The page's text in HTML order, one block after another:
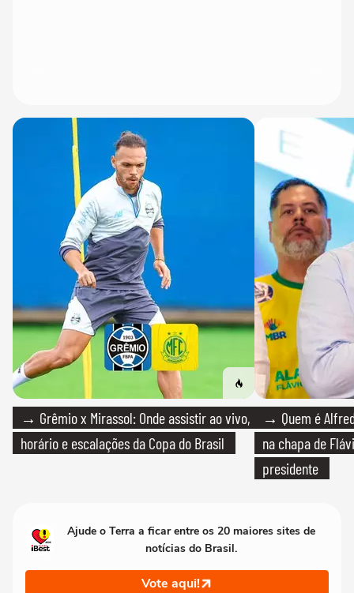
→ Grêmio x Mirassol: Onde assistir ao vivo,
horário e escalações da Copa do Brasil
→ Quem é
na chapa de
presidente
Ajude o Terra a ficar entre os 20 maiores sites de
notícias do Brasil.
Vote aqui!